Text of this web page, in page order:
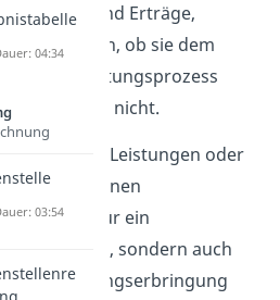
und Erträge,
davon, ob sie dem
Leistungsprozess
oder nicht.
nur externe Leistungen oder
stellen einen
für ein
dar, sondern auch
Leistungserbringung
04:34
03:54